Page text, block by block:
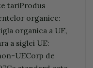
tariProdus
organice:
organica a UE,
a siglei UE:
UECorp de